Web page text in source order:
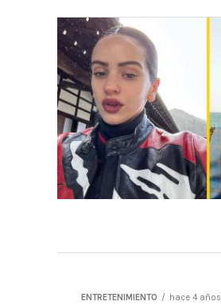
ENTRETENIMIENTO hace 4 años